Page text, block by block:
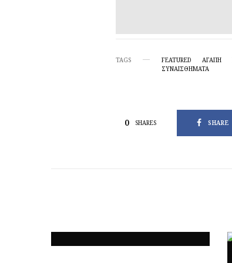
TAGS FEATURED ΑΓΑΠΗ
ΣΥΝΑΙΣΘΗΜΑΤΑ
0 SHARES SHARE